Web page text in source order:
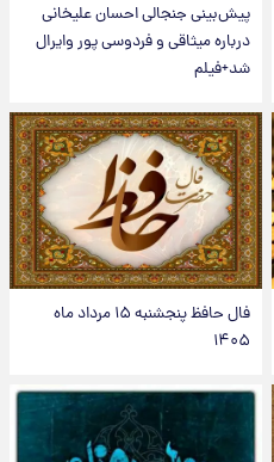
پیش‌بینی جنجالی احسان علیخانی
درباره میثاقی و فردوسی پور وایرال
شد+فیلم
فال حافظ پنجشنبه ۱۵ مرداد ماه
۱۴۰۵